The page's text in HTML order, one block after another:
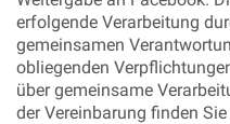
erfolgende Verarbeitung
gemeinsamen
obliegenden
über gemeinsame
der Vereinbarung finden Sie